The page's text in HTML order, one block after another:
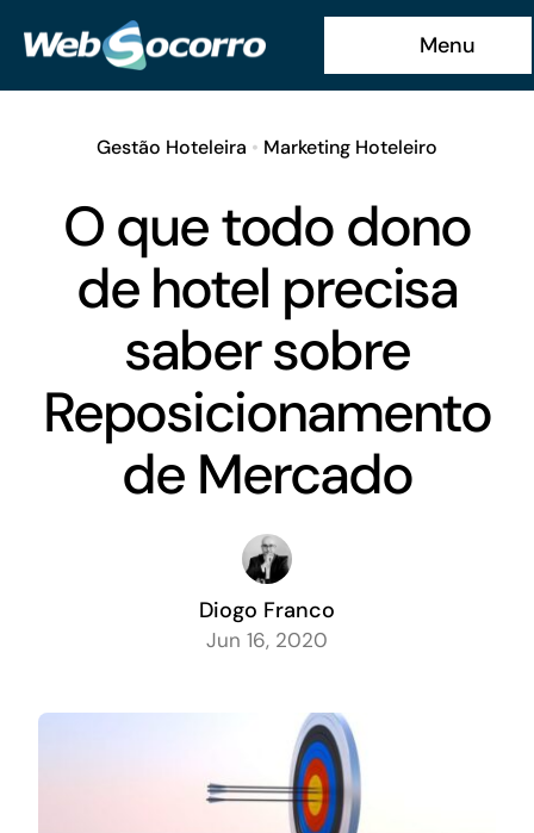
para
o
conteúdo
Menu
Gestão Hoteleira • Marketing Hoteleiro
O que todo dono
de hotel precisa
saber sobre
Reposicionamento
de Mercado
Diogo Franco
Jun 16, 2020